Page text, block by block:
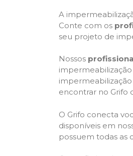
A
Conte com os
seu projeto de
Nossos
encontrar no Grifo
O Grifo conecta
disponíveis em
possuem todas as